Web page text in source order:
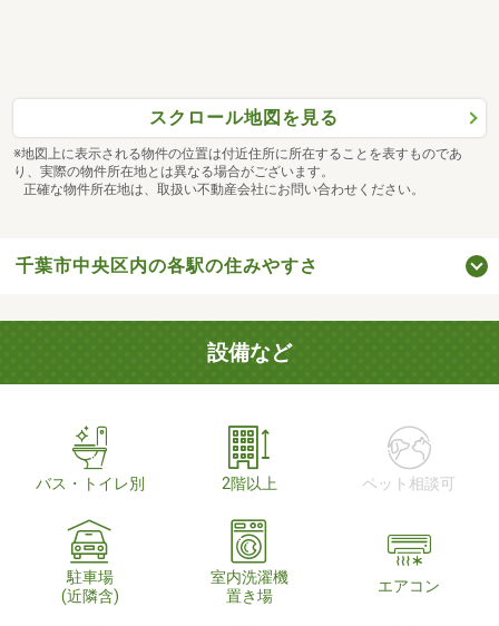
スクロール地図を見る
※地図上に表示される物件の位置は付近住所に所在することを表すものであ
り、実際の物件所在地とは異なる場合がございます。
正確な物件所在地は、取扱い不動産会社にお問い合わせください。
千葉市中央区内の各駅の住みやすさ
設備など
バス・トイレ別 2階以上 ペット相談可
駐車場
(近隣含)
室内洗濯機
置き場
エアコン